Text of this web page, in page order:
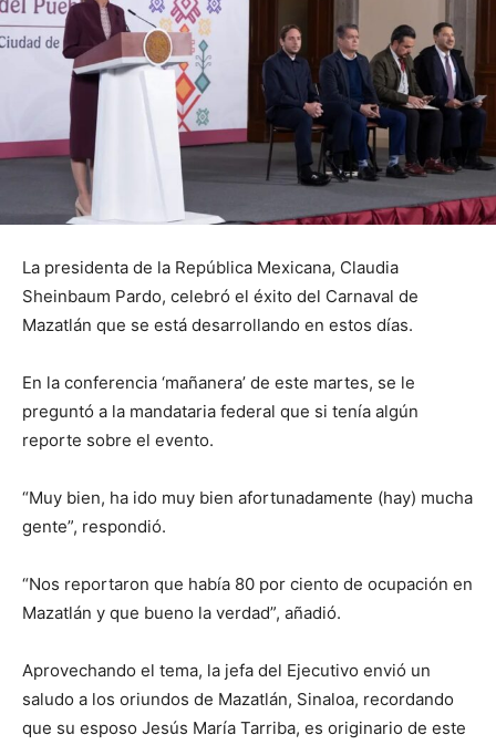
La presidenta de la República Mexicana, Claudia
Sheinbaum Pardo, celebró el éxito del Carnaval de
Mazatlán que se está desarrollando en estos días.
En la conferencia ‘mañanera’ de este martes, se le
preguntó a la mandataria federal que si tenía algún
reporte sobre el evento.
“Muy bien, ha ido muy bien afortunadamente (hay) mucha
gente”, respondió.
“Nos reportaron que había 80 por ciento de ocupación en
Mazatlán y que bueno la verdad”, añadió.
Aprovechando el tema, la jefa del Ejecutivo envió un
saludo a los oriundos de Mazatlán, Sinaloa, recordando
que su esposo Jesús María Tarriba, es originario de este